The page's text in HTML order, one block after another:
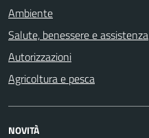
Ambiente
Salute, benessere e assistenza
Autorizzazioni
Agricoltura e pesca
NOVITÀ